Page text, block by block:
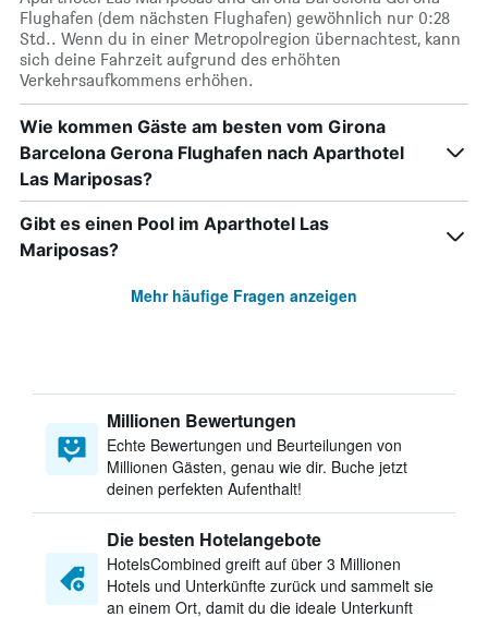
Flughafen (dem nächsten Flughafen) gewöhnlich nur 0:28
Std.. Wenn du in einer Metropolregion übernachtest, kann
sich deine Fahrzeit aufgrund des erhöhten
Verkehrsaufkommens erhöhen.
Wie kommen Gäste am besten vom Girona
Barcelona Gerona Flughafen nach Aparthotel
Las Mariposas?
Gibt es einen Pool im Aparthotel Las
Mariposas?
Mehr häufige Fragen anzeigen
Millionen Bewertungen
Echte Bewertungen und Beurteilungen von
Millionen Gästen, genau wie dir. Buche jetzt
deinen perfekten Aufenthalt!
Die besten Hotelangebote
HotelsCombined greift auf über 3 Millionen
Hotels und Unterkünfte zurück und sammelt sie
an einem Ort, damit du die ideale Unterkunft